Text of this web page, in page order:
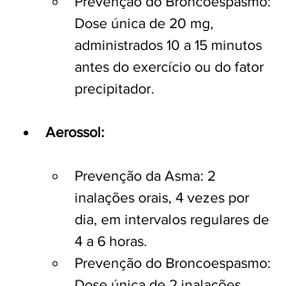
Dose única de 20 mg,
administrados 10 a 15 minutos
antes do exercício ou do fator
precipitador.
Aerossol:
Prevenção da Asma: 2
inalações orais, 4 vezes por
dia, em intervalos regulares de
4 a 6 horas.
Prevenção do Broncoespasmo: